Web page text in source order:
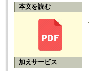
本文を読む
加えサービス